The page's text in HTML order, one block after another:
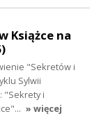
Książce na
"Sekretów i
Sylwii
"Sekrety i
» więcej